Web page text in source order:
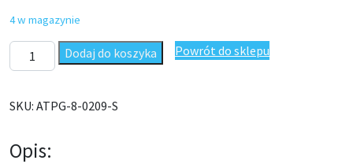
4 w magazynie
ilość Rezystor, sterownik wentylatora chłodnicy Opel Mokka
Dodaj do koszyka Powrót do sklepu
SKU: ATPG-8-0209-S
Opis: